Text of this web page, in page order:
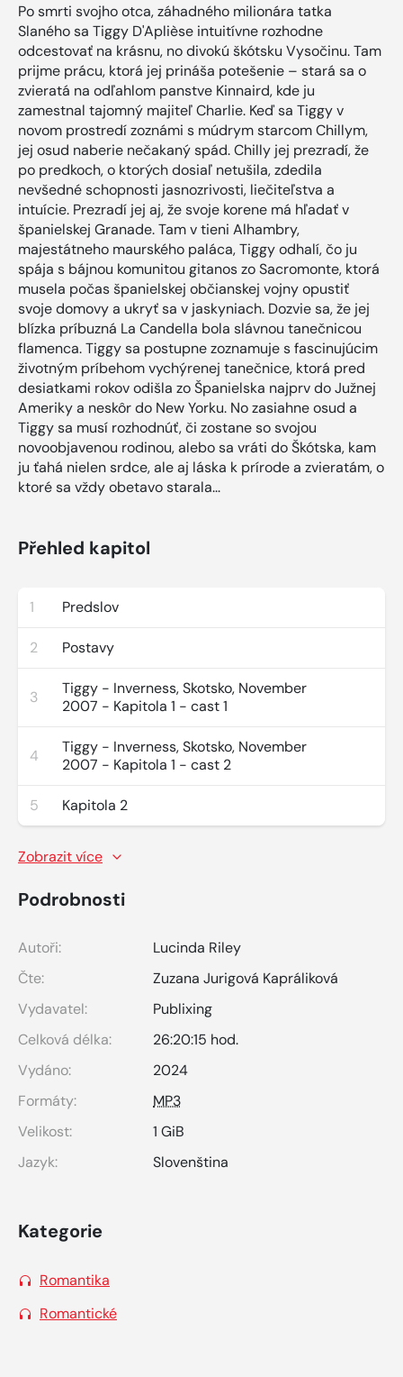
Po smrti svojho otca, záhadného milionára tatka
Slaného sa Tiggy D'Aplièse intuitívne rozhodne
odcestovať na krásnu, no divokú škótsku Vysočinu. Tam
prijme prácu, ktorá jej prináša potešenie – stará sa o
zvieratá na odľahlom panstve Kinnaird, kde ju
zamestnal tajomný majiteľ Charlie. Keď sa Tiggy v
novom prostredí zoznámi s múdrym starcom Chillym,
jej osud naberie nečakaný spád. Chilly jej prezradí, že
po predkoch, o ktorých dosiaľ netušila, zdedila
nevšedné schopnosti jasnozrivosti, liečiteľstva a
intuície. Prezradí jej aj, že svoje korene má hľadať v
španielskej Granade. Tam v tieni Alhambry,
majestátneho maurského paláca, Tiggy odhalí, čo ju
spája s bájnou komunitou gitanos zo Sacromonte, ktorá
musela počas španielskej občianskej vojny opustiť
svoje domovy a ukryť sa v jaskyniach. Dozvie sa, že jej
blízka príbuzná La Candella bola slávnou tanečnicou
flamenca. Tiggy sa postupne zoznamuje s fascinujúcim
životným príbehom vychýrenej tanečnice, ktorá pred
desiatkami rokov odišla zo Španielska najprv do Južnej
Ameriky a neskôr do New Yorku. No zasiahne osud a
Tiggy sa musí rozhodnúť, či zostane so svojou
novoobjavenou rodinou, alebo sa vráti do Škótska, kam
ju ťahá nielen srdce, ale aj láska k prírode a zvieratám, o
ktoré sa vždy obetavo starala...
Přehled kapitol
1 Predslov
2 Postavy
3
Tiggy - Inverness, Skotsko, November
2007 - Kapitola 1 - cast 1
4
Tiggy - Inverness, Skotsko, November
2007 - Kapitola 1 - cast 2
5 Kapitola 2
Zobrazit více
Podrobnosti
Autoři:
Lucinda Riley
Čte:
Zuzana Jurigová Kapráliková
Vydavatel:
Publixing
Celková délka:
26:20:15 hod.
Vydáno:
2024
Formáty:
MP3
Velikost:
1 GiB
Jazyk:
Slovenština
Kategorie
Romantika
Romantické